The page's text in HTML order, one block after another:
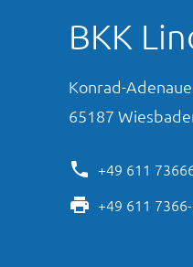
BKK
Konrad-
65187
+49 611
+49 611